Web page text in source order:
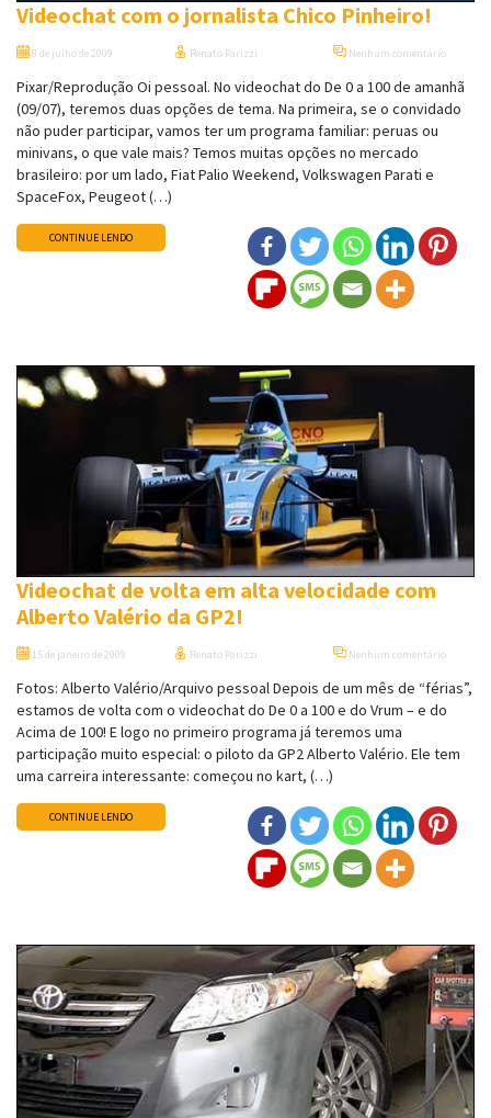
Videochat com o jornalista Chico Pinheiro!
8 de julho de 2009 Renato Parizzi Nenhum comentário
Pixar/Reprodução Oi pessoal. No videochat do De 0 a 100 de amanhã
(09/07), teremos duas opções de tema. Na primeira, se o convidado
não puder participar, vamos ter um programa familiar: peruas ou
minivans, o que vale mais? Temos muitas opções no mercado
brasileiro: por um lado, Fiat Palio Weekend, Volkswagen Parati e
SpaceFox, Peugeot (…)
CONTINUE LENDO
Videochat de volta em alta velocidade com
Alberto Valério da GP2!
15 de janeiro de 2009 Renato Parizzi Nenhum comentário
Fotos: Alberto Valério/Arquivo pessoal Depois de um mês de “férias”,
estamos de volta com o videochat do De 0 a 100 e do Vrum – e do
Acima de 100! E logo no primeiro programa já teremos uma
participação muito especial: o piloto da GP2 Alberto Valério. Ele tem
uma carreira interessante: começou no kart, (…)
CONTINUE LENDO